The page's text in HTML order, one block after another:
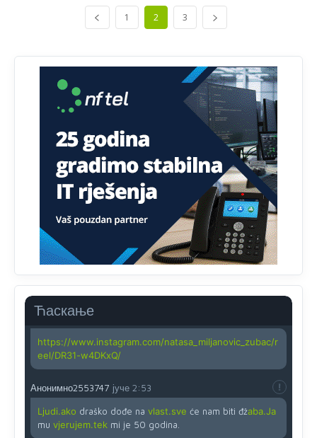
1 2 3
Ћаскање
Анонимно2818605 јуче
11:34
koristi internet, niti ima pristup računarima
Анонимно2818605 јуче
Uvođenje pravila da se umjesto dosadašnjeg znaka "X"
(krstića) kružić ispred kandidata mora u potpunosti
obojiti (popuniti) uvedeno je isključivo zbog tehničkih
zahtjeva optičkih skenera.
Анонимно2818605 јуче
11:45
Ovo pravilo jeste unijelo opravdan strah, posebno kada
su u pitanju starije osobe, osobe sa slabijim vidom ili
drhtavom rukom
Анонимно2819033 јуче 12:24
Yes,nekada je bila corava kutija za IZBORE a danas su
coravi biraci.
Анонимно2819162
https://www.instagram.com/natasa_miljanovic_zubac/r
eel/DR31-w4DKxQ/
Анонимно2553747 јуче 2:53
Ljudi.ako draško dođe na vlast.sve će nam biti đžaba.Ja
mu vjerujem.tek mi je 50 godina.